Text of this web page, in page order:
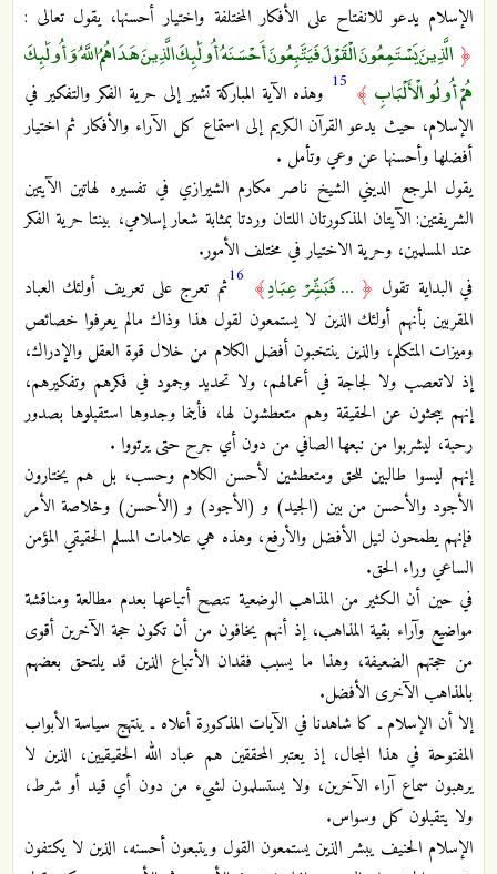
الإسلام يدعو للانفتاح على الأفكار المختلفة واختيار أحسنها، يقول تعالى :
﴿ الَّذِينَ يَسْتَمِعُونَ الْقَوْلَ فَيَتَّبِعُونَ أَحْسَنَهُ أُولَٰئِكَ الَّذِينَ هَدَاهُمُ اللَّهُ وَأُولَٰئِكَ
هُمْ أُولُو الْأَلْبَابِ ﴾ 15 وهذه الآية المباركة تشير إلى حرية الفكر والتفكير في
الإسلام، حيث يدعو القرآن الكريم إلى استماع كل الآراء والأفكار ثم اختيار
أفضلها وأحسنها عن وعي وتأمل .
يقول المرجع الديني الشيخ ناصر مكارم الشيرازي في تفسيره لهاتين الآيتين
الشريفتين: الآيتان المذكورتان اللتان وردتا بمثابة شعار إسلامي، بينتا حرية الفكر
عند المسلمين، وحرية الاختيار في مختلف الأمور.
في البداية تقول ﴿ ... فَبَشِّرْ عِبَادِ﴾ 16ثم تعرج على تعريف أولئك العباد
المقربين بأنهم أولئك الذين لا يستمعون لقول هذا وذاك مالم يعرفوا خصائص
وميزات المتكلم، والذين ينتخبون أفضل الكلام من خلال قوة العقل والإدراك،
إذ لاتعصب ولا لجاجة في أعمالهم، ولا تحديد وجمود في فكرهم وتفكيرهم،
إنهم يبحثون عن الحقيقة وهم متعطشون لها، فأينما وجدوها استقبلوها بصدور
رحبة، ليشربوا من نبعها الصافي من دون أي جرح حتى يرتووا .
إنهم ليسوا طالبين للحق ومتعطشين لأحسن الكلام وحسب، بل هم يختارون
الأجود والأحسن من بين (الجيد) و (الأجود) و (الأحسن) وخلاصة الأمر
فإنهم يطمحون لنيل الأفضل والأرفع، وهذه هي علامات المسلم الحقيقي المؤمن
الساعي وراء الحق.
في حين أن الكثير من المذاهب الوضعية تنصح أتباعها بعدم مطالعة ومناقشة
مواضيع وآراء بقية المذاهب، إذ أنهم يخافون من أن تكون حجة الآخرين أقوى
من حجتهم الضعيفة، وهذا ما يسبب فقدان الأتباع الذين قد يلتحق بعضهم
بالمذاهب الآخرى الأفضل.
إلا أن الإسلام ـ كا شاهدنا في الآيات المذكورة أعلاه ـ ينتهج سياسة الأبواب
المفتوحة في هذا المجال، إذ يعتبر المحققين هم عباد الله الحقيقيين، الذين لا
يرهبون سماع آراء الآخرين، ولا يستسلمون لشيء من دون أي قيد أو شرط،
ولا يتقبلون كل وسواس.
الإسلام الحنيف يبشر الذين يستمعون القول ويتبعون أحسنه، الذين لا يكتفون